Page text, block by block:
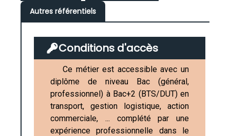
Autres référentiels
Conditions d'accès
Ce métier est accessible avec un
diplôme de niveau Bac (général,
professionnel) à Bac+2 (BTS/DUT) en
transport, gestion logistique, action
commerciale, ... complété par une
expérience professionnelle dans le